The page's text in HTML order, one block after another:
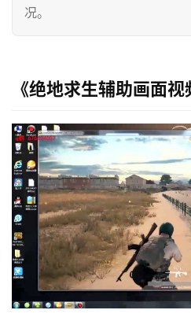
况。
《绝地求生辅助画面